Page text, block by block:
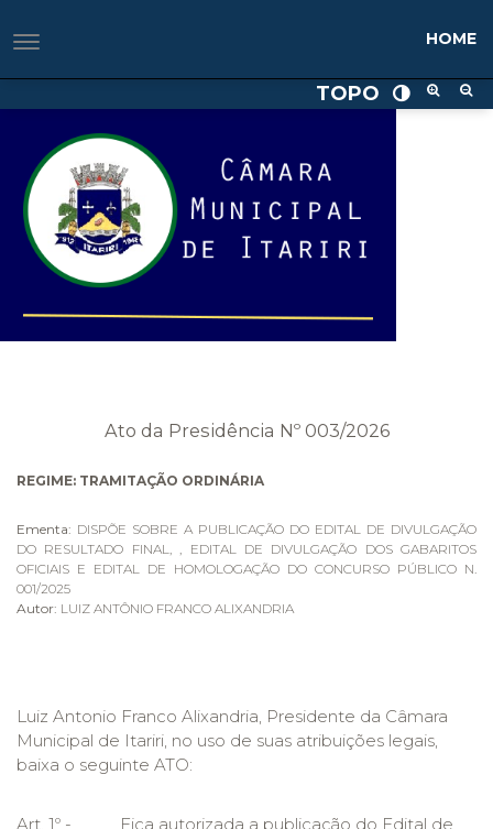
TOPO
HOME
Ato da Presidência Nº 003/2026
REGIME: TRAMITAÇÃO ORDINÁRIA
Ementa: DISPÕE SOBRE A PUBLICAÇÃO DO EDITAL DE DIVULGAÇÃO
DO RESULTADO FINAL, , EDITAL DE DIVULGAÇÃO DOS GABARITOS
OFICIAIS E EDITAL DE HOMOLOGAÇÃO DO CONCURSO PÚBLICO N.
001/2025
Autor: LUIZ ANTÔNIO FRANCO ALIXANDRIA
Luiz Antonio Franco Alixandria, Presidente da Câmara
Municipal de Itariri, no uso de suas atribuições legais,
baixa o seguinte ATO:
Art. 1º - Fica autorizada a publicação do Edital de